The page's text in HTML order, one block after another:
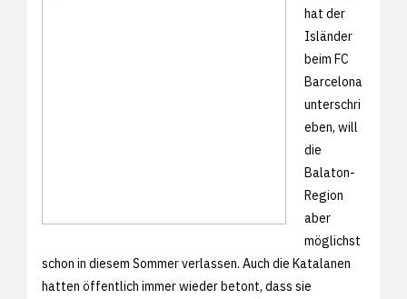
hat der
Isländer
beim FC
Barcelona
unterschri
eben, will
die
Balaton-
Region
aber
möglichst
schon in diesem Sommer verlassen. Auch die Katalanen
hatten öffentlich immer wieder betont, dass sie